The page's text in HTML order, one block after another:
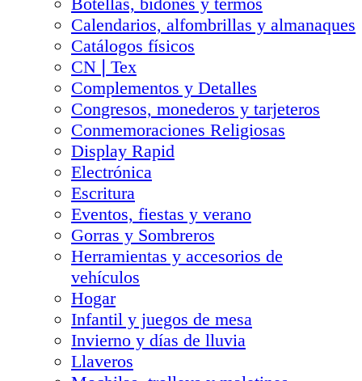
Calendarios, alfombrillas y almanaques
Catálogos físicos
CN❘Tex
Complementos y Detalles
Congresos, monederos y tarjeteros
Conmemoraciones Religiosas
Display Rapid
Electrónica
Escritura
Eventos, fiestas y verano
Gorras y Sombreros
Herramientas y accesorios de
vehículos
Hogar
Infantil y juegos de mesa
Invierno y días de lluvia
Llaveros